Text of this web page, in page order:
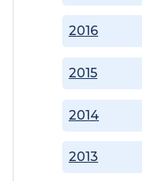
2013
2014
2015
2016